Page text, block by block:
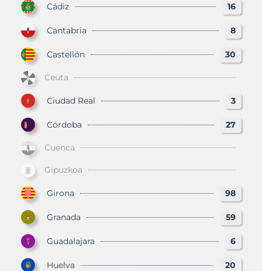
Cádiz 16
Cantabria 8
Castellón 30
Ceuta
Ciudad Real 3
Córdoba 27
Cuenca
Gipuzkoa
Girona 98
Granada 59
Guadalajara 6
Huelva 20